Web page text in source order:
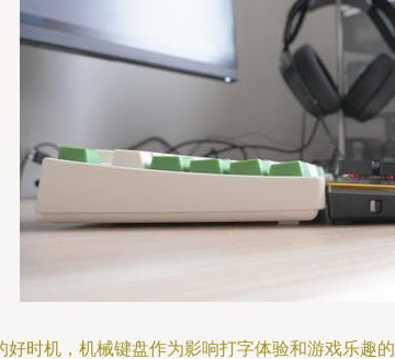
好时机，机械键盘作为影响打字体验和游戏乐